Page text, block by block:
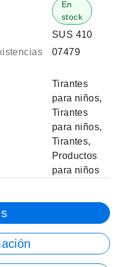
En
stock
SUS 410
07479
Tirantes
para niños,
Tirantes
para niños,
Tirantes,
Productos
para niños